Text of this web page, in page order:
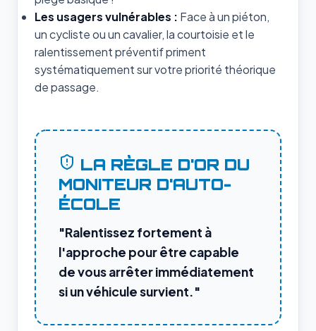
Les usagers vulnérables : Face à un piéton,
un cycliste ou un cavalier, la courtoisie et le
ralentissement préventif priment
systématiquement sur votre priorité théorique
de passage.
LA RÈGLE D'OR DU
MONITEUR D'AUTO-
ÉCOLE
"Ralentissez fortement à
l'approche pour être capable
de vous arrêter immédiatement
si un véhicule survient."